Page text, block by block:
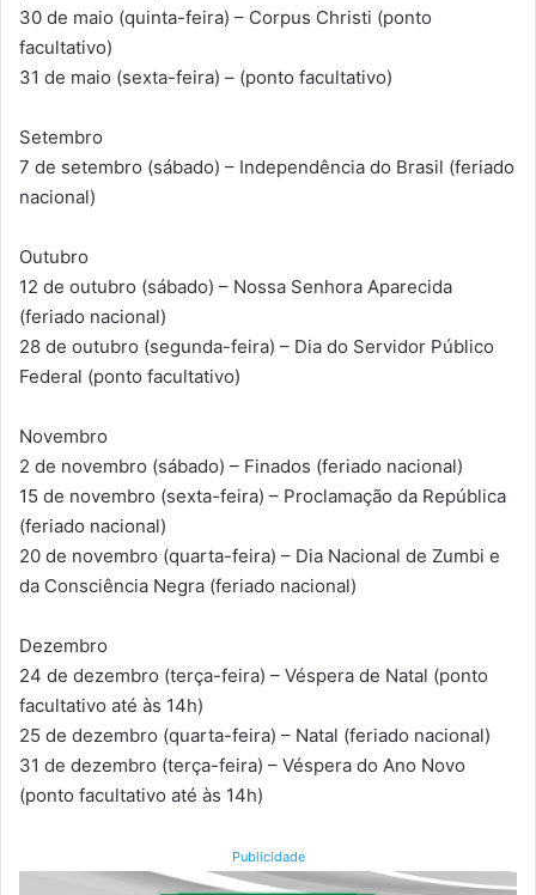
30 de maio (quinta-feira) – Corpus Christi (ponto
facultativo)
31 de maio (sexta-feira) – (ponto facultativo)
Setembro
7 de setembro (sábado) – Independência do Brasil (feriado
nacional)
Outubro
12 de outubro (sábado) – Nossa Senhora Aparecida
(feriado nacional)
28 de outubro (segunda-feira) – Dia do Servidor Público
Federal (ponto facultativo)
Novembro
2 de novembro (sábado) – Finados (feriado nacional)
15 de novembro (sexta-feira) – Proclamação da República
(feriado nacional)
20 de novembro (quarta-feira) – Dia Nacional de Zumbi e
da Consciência Negra (feriado nacional)
Dezembro
24 de dezembro (terça-feira) – Véspera de Natal (ponto
facultativo até às 14h)
25 de dezembro (quarta-feira) – Natal (feriado nacional)
31 de dezembro (terça-feira) – Véspera do Ano Novo
(ponto facultativo até às 14h)
Publicidade